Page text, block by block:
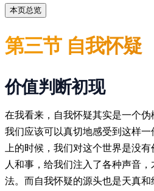
本页总览
第三节 自我怀疑
价值判断初现
在我看来，自我怀疑其实是一个伪
我们应该可以真切地感受到这样
上的时候，我们对这个世界是没
人和事，给我们注入了各种声音
法。而自我怀疑的源头也是天真